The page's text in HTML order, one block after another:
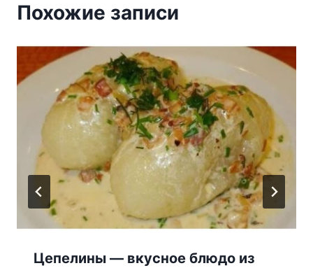
Похожие записи
Цепелины — вкусное блюдо из